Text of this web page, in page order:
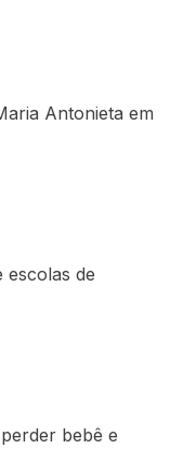
Antonieta em
escolas de
bebê e